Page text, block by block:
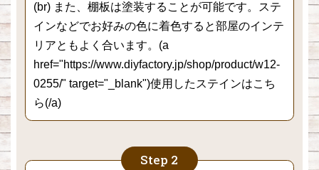
(br) また、棚板は塗装することが可能です。ステ
インなどでお好みの色に着色すると部屋のインテ
リアともよく合います。(a
href="https://www.diyfactory.jp/shop/product/w12-
0255/" target="_blank")使用したステインはこち
ら(/a)